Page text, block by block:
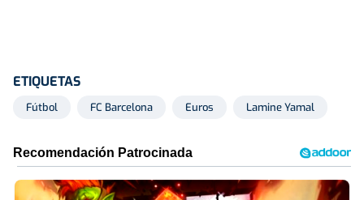
ETIQUETAS
Fútbol FC Barcelona Euros Lamine Yamal